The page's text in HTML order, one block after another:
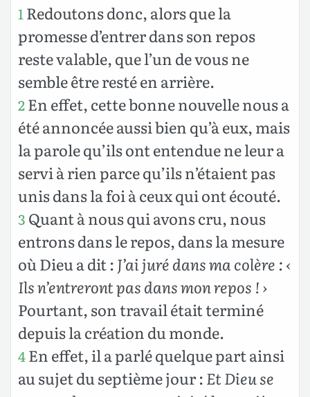
1 Redoutons donc, alors que la
promesse d’entrer dans son repos
reste valable, que l’un de vous ne
semble être resté en arrière.
2En effet, cette bonne nouvelle nous a
été annoncée aussi bien qu’à eux, mais
la parole qu’ils ont entendue ne leur a
servi à rien parce qu’ils n’étaient pas
unis dans la foi à ceux qui ont écouté.
3 Quant à nous qui avons cru, nous
entrons dans le repos, dans la mesure
où Dieu a dit :J’ai juré dans ma colère : ‹
Ils n’entreront pas dans mon repos ! ›
Pourtant, son travail était terminé
depuis la création du monde.
4En effet, il a parlé quelque part ainsi
au sujet du septième jour :Et Dieu se